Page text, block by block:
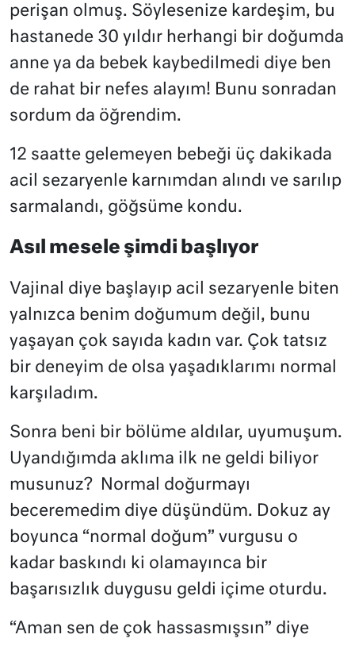
perişan olmuş. Söylesenize kardeşim, bu
hastanede 30 yıldır herhangi bir doğumda
anne ya da bebek kaybedilmedi diye ben
de rahat bir nefes alayım! Bunu sonradan
sordum da öğrendim.
12 saatte gelemeyen bebeği üç dakikada
acil sezaryenle karnımdan alındı ve sarılıp
sarmalandı, göğsüme kondu.
Asıl mesele şimdi başlıyor
Vajinal diye başlayıp acil sezaryenle biten
yalnızca benim doğumum değil, bunu
yaşayan çok sayıda kadın var. Çok tatsız
bir deneyim de olsa yaşadıklarımı normal
karşıladım.
Sonra beni bir bölüme aldılar, uyumuşum.
Uyandığımda aklıma ilk ne geldi biliyor
musunuz? Normal doğurmayı
beceremedim diye düşündüm. Dokuz ay
boyunca “normal doğum” vurgusu o
kadar baskındı ki olamayınca bir
başarısızlık duygusu geldi içime oturdu.
“Aman sen de çok hassasmışsın” diye